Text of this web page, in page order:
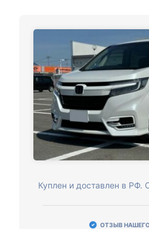
Куплен и доставлен в РФ.
ОТЗЫВ